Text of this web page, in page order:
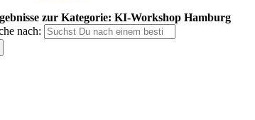
zur Kategorie: KI-Workshop Hamburg
nach: